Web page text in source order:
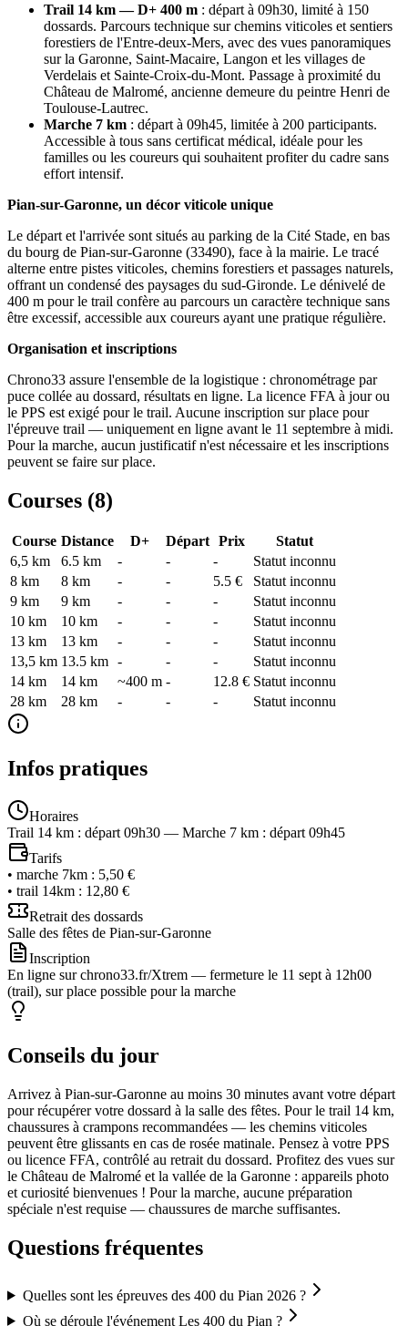
Trail 14 km — D+ 400 m : départ à 09h30, limité à 150
dossards. Parcours technique sur chemins viticoles et sentiers
forestiers de l'Entre-deux-Mers, avec des vues panoramiques
sur la Garonne, Saint-Macaire, Langon et les villages de
Verdelais et Sainte-Croix-du-Mont. Passage à proximité du
Château de Malromé, ancienne demeure du peintre Henri de
Toulouse-Lautrec.
Marche 7 km : départ à 09h45, limitée à 200 participants.
Accessible à tous sans certificat médical, idéale pour les
familles ou les coureurs qui souhaitent profiter du cadre sans
effort intensif.
Pian-sur-Garonne, un décor viticole unique
Le départ et l'arrivée sont situés au parking de la Cité Stade, en bas
du bourg de Pian-sur-Garonne (33490), face à la mairie. Le tracé
alterne entre pistes viticoles, chemins forestiers et passages naturels,
offrant un condensé des paysages du sud-Gironde. Le dénivelé de
400 m pour le trail confère au parcours un caractère technique sans
être excessif, accessible aux coureurs ayant une pratique régulière.
Organisation et inscriptions
Chrono33 assure l'ensemble de la logistique : chronométrage par
puce collée au dossard, résultats en ligne. La licence FFA à jour ou
le PPS est exigé pour le trail. Aucune inscription sur place pour
l'épreuve trail — uniquement en ligne avant le 11 septembre à midi.
Pour la marche, aucun justificatif n'est nécessaire et les inscriptions
peuvent se faire sur place.
Courses (8)
Course Distance D+ Départ Prix
Statut
6,5 km
6.5 km - - -
Statut inconnu
8 km
8 km - - 5.5 €
Statut inconnu
9 km
9 km - - -
Statut inconnu
10 km
10 km - - -
Statut inconnu
13 km
13 km - - -
Statut inconnu
13,5 km 13.5 km - - -
Statut inconnu
14 km
14 km ~400 m - 12.8 € Statut inconnu
28 km
28 km - - - Statut inconnu
Infos pratiques
Horaires
Trail 14 km : départ 09h30 — Marche 7 km : départ 09h45
Tarifs
• marche 7km : 5,50 €
• trail 14km : 12,80 €
Retrait des dossards
Salle des fêtes de Pian-sur-Garonne
Inscription
En ligne sur chrono33.fr/Xtrem — fermeture le 11 sept à 12h00
(trail), sur place possible pour la marche
Conseils du jour
Arrivez à Pian-sur-Garonne au moins 30 minutes avant votre départ
pour récupérer votre dossard à la salle des fêtes. Pour le trail 14 km,
chaussures à crampons recommandées — les chemins viticoles
peuvent être glissants en cas de rosée matinale. Pensez à votre PPS
ou licence FFA, contrôlé au retrait du dossard. Profitez des vues sur
le Château de Malromé et la vallée de la Garonne : appareils photo
et curiosité bienvenues ! Pour la marche, aucune préparation
spéciale n'est requise — chaussures de marche suffisantes.
Questions fréquentes
Quelles sont les épreuves des 400 du Pian 2026 ?
Où se déroule l'événement Les 400 du Pian ?